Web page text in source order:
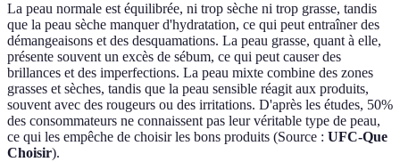
La peau normale est équilibrée, ni trop sèche ni trop grasse, tandis
que la peau sèche manquer d'hydratation, ce qui peut entraîner des
démangeaisons et des desquamations. La peau grasse, quant à elle,
présente souvent un excès de sébum, ce qui peut causer des
brillances et des imperfections. La peau mixte combine des zones
grasses et sèches, tandis que la peau sensible réagit aux produits,
souvent avec des rougeurs ou des irritations. D'après les études, 50%
des consommateurs ne connaissent pas leur véritable type de peau,
ce qui les empêche de choisir les bons produits (Source : UFC-Que
Choisir).